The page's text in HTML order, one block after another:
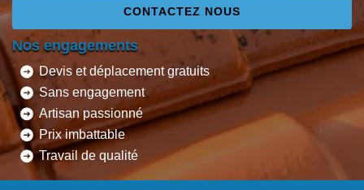
CONTACTEZ NOUS
Nos engagements
Devis et déplacement gratuits
Sans engagement
Artisan passionné
Prix imbattable
Travail de qualité